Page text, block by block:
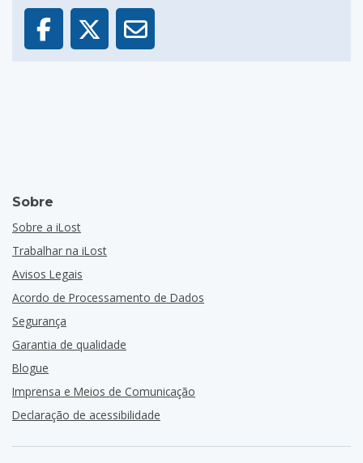
Sobre
Sobre a iLost
Trabalhar na iLost
Avisos Legais
Acordo de Processamento de Dados
Segurança
Garantia de qualidade
Blogue
Imprensa e Meios de Comunicação
Declaração de acessibilidade